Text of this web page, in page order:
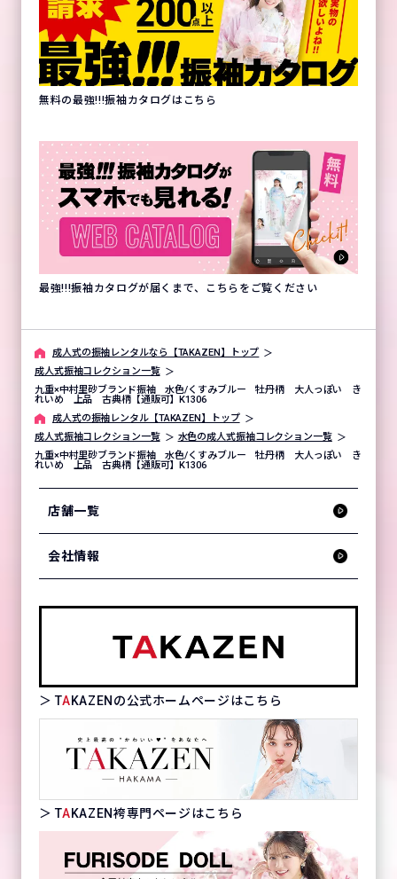
無料の最強!!!振袖カタログはこちら
最強!!!振袖カタログが届くまで、こちらをご覧ください
成⼈式の振袖レンタルなら【TAKAZEN】トップ
成人式振袖コレクション一覧
九重×中村里砂ブランド振袖 水色/くすみブルー 牡丹柄 大人っぽい き
れいめ 上品 古典柄【通販可】K1306
成⼈式の振袖レンタル【TAKAZEN】トップ
成人式振袖コレクション一覧
水色の成人式振袖コレクション一覧
九重×中村里砂ブランド振袖 水色/くすみブルー 牡丹柄 大人っぽい き
れいめ 上品 古典柄【通販可】K1306
店舗一覧
会社情報
＞ TAKAZENの公式ホームページはこちら
＞ TAKAZEN袴専門ページはこちら